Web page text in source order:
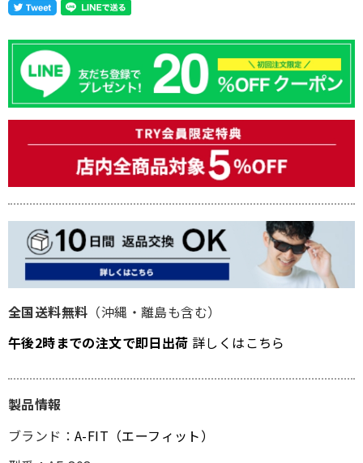
全国送料無料 （沖縄・離島も含む）
午後2時までの注文で即日出荷 詳しくはこちら
製品情報
ブランド： A-FIT（エーフィット）